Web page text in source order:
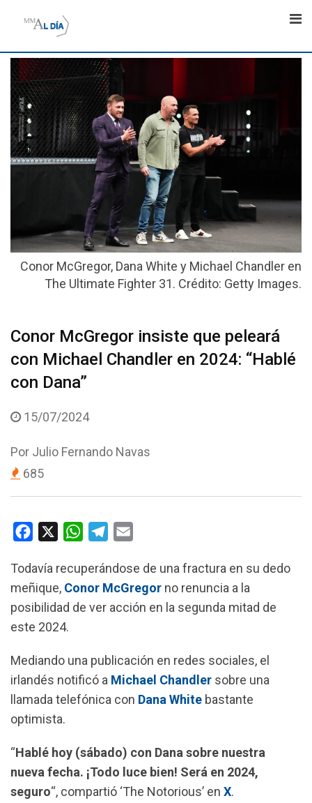
Conor McGregor, Dana White y Michael Chandler en
The Ultimate Fighter 31. Crédito: Getty Images.
Conor McGregor insiste que peleará
con Michael Chandler en 2024: “Hablé
con Dana”
15/07/2024
Por Julio Fernando Navas
685
c
e
b
o
k
W
a
t
s
p
l
e
g
m
a
i
l
Todavía recuperándose de una fractura en su dedo
meñique, Conor McGregor no renuncia a la
posibilidad de ver acción en la segunda mitad de
este 2024.
Mediando una publicación en redes sociales, el
irlandés notificó a Michael Chandler sobre una
llamada telefónica con Dana White bastante
optimista.
“Hablé hoy (sábado) con Dana sobre nuestra
nueva fecha. ¡Todo luce bien! Será en 2024,
seguro“, compartió ‘The Notorious’ en X.